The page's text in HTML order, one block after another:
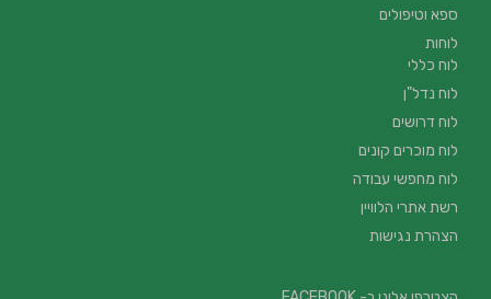
ספא וטיפולים
לוחות
לוח כללי
לוח נדל"ן
לוח דרושים
לוח מוכרים קונים
לוח מחפשי עבודה
רשת אתרי הלוויין
הצהרת נגישות